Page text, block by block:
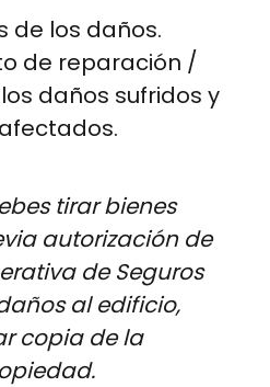
los daños.
de reparación /
daños sufridos y
tirar bienes
autorización de
de Seguros
al edificio,
copia de la